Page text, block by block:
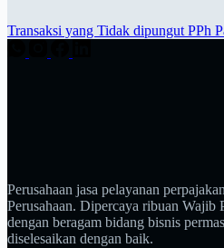
Transaksi yang Tidak dipungut PPh
Perusahaan jasa pelayanan
Perusahaan. Dipercaya ribuan Wajib
dengan beragam bidang bisnis
diselesaikan dengan baik.